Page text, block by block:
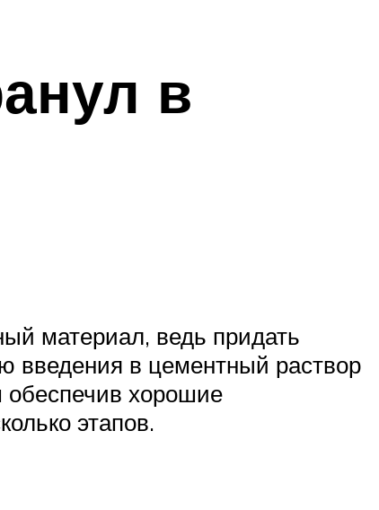
в
материал, ведь придать
введения в цементный раствор
обеспечив хорошие
этапов.